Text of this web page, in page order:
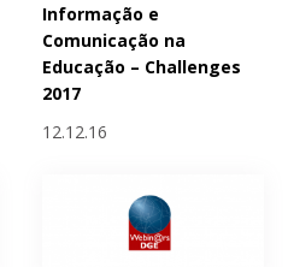
Informação e
Comunicação na
Educação – Challenges
2017
12.12.16